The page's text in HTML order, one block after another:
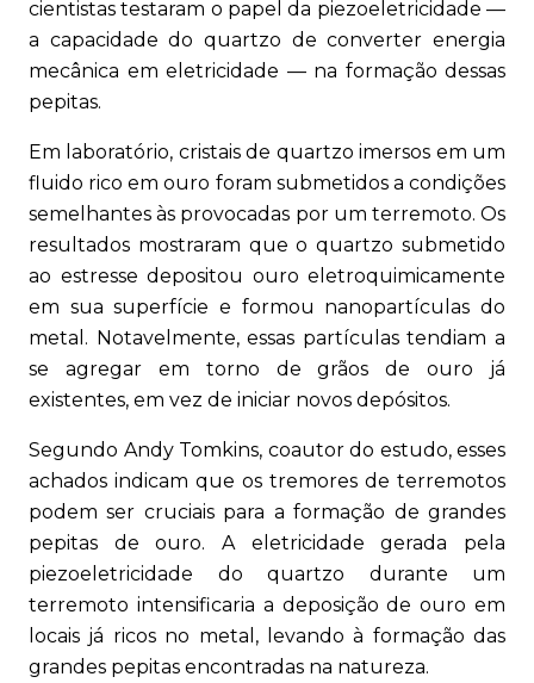
cientistas testaram o papel da piezoeletricidade —
a capacidade do quartzo de converter energia
mecânica em eletricidade — na formação dessas
pepitas.
Em laboratório, cristais de quartzo imersos em um
fluido rico em ouro foram submetidos a condições
semelhantes às provocadas por um terremoto. Os
resultados mostraram que o quartzo submetido
ao estresse depositou ouro eletroquimicamente
em sua superfície e formou nanopartículas do
metal. Notavelmente, essas partículas tendiam a
se agregar em torno de grãos de ouro já
existentes, em vez de iniciar novos depósitos.
Segundo Andy Tomkins, coautor do estudo, esses
achados indicam que os tremores de terremotos
podem ser cruciais para a formação de grandes
pepitas de ouro. A eletricidade gerada pela
piezoeletricidade do quartzo durante um
terremoto intensificaria a deposição de ouro em
locais já ricos no metal, levando à formação das
grandes pepitas encontradas na natureza.